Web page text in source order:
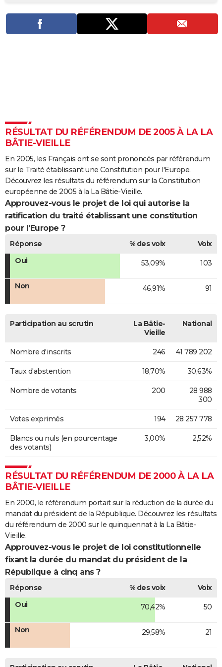
PHOTO
GUIDES D'ACHAT
COPAINS D'AVANT
FORUM
Bricolage
Lifestyle
Culture
Sport
Auto
Television
Voyage
Cinema
RÉSULTAT DU RÉFÉRENDUM DE 2005 À LA LA
BÂTIE-VIEILLE
En 2005, les Français ont se sont prononcés par référendum
sur le Traité établissant une Constitution pour l'Europe.
Découvrez les résultats du référendum sur la Constitution
européenne de 2005 à la La Bâtie-Vieille.
Approuvez-vous le projet de loi qui autorise la
ratification du traité établissant une constitution
pour l'Europe ?
Réponse % des voix
Voix
Oui
53,09% 103
Non 46,91% 91
Participation au scrutin
La Bâtie-
Vieille
National
Nombre d'inscrits 246 41 789 202
Taux d'abstention 18,70% 30,63%
Nombre de votants 200
28 988
300
Votes exprimés 194 28 257 778
Blancs ou nuls (en pourcentage
des votants)
3,00% 2,52%
RÉSULTAT DU RÉFÉRENDUM DE 2000 À LA LA
BÂTIE-VIEILLE
En 2000, le référendum portait sur la réduction de la durée du
mandat du président de la République. Découvrez les résultats
du référendum de 2000 sur le quinquennat à la La Bâtie-
Vieille.
Approuvez-vous le projet de loi constitutionnelle
fixant la durée du mandat du président de la
République à cinq ans ?
Réponse % des voix
Voix
Oui
70,42% 50
Non 29,58% 21